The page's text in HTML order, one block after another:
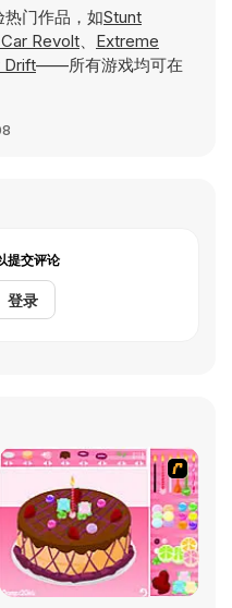
门作品，如Stunt
Revolt、 Extreme
Drift——所有游戏均可在
提交评论
登录